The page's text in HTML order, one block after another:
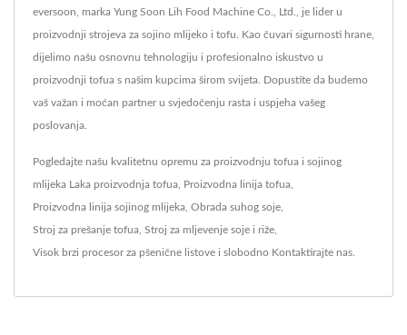
eversoon, marka Yung Soon Lih Food Machine Co., Ltd., je lider u
proizvodnji strojeva za sojino mlijeko i tofu. Kao čuvari sigurnosti hrane,
dijelimo našu osnovnu tehnologiju i profesionalno iskustvo u
proizvodnji tofua s našim kupcima širom svijeta. Dopustite da budemo
vaš važan i moćan partner u svjedočenju rasta i uspjeha vašeg
poslovanja.
Pogledajte našu kvalitetnu opremu za proizvodnju tofua i sojinog
mlijeka Laka proizvodnja tofua Proizvodna linija tofua
Proizvodna linija sojinog mlijeka Obrada suhog soje
Stroj za prešanje tofua Stroj za mljevenje soje i riže
Visok brzi procesor za pšenične listove i slobodno Kontaktirajte nas